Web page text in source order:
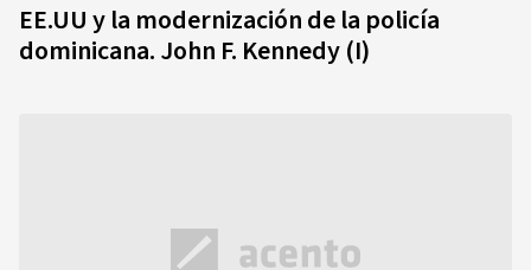
EE.UU y la modernización de la policía
dominicana. John F. Kennedy (I)